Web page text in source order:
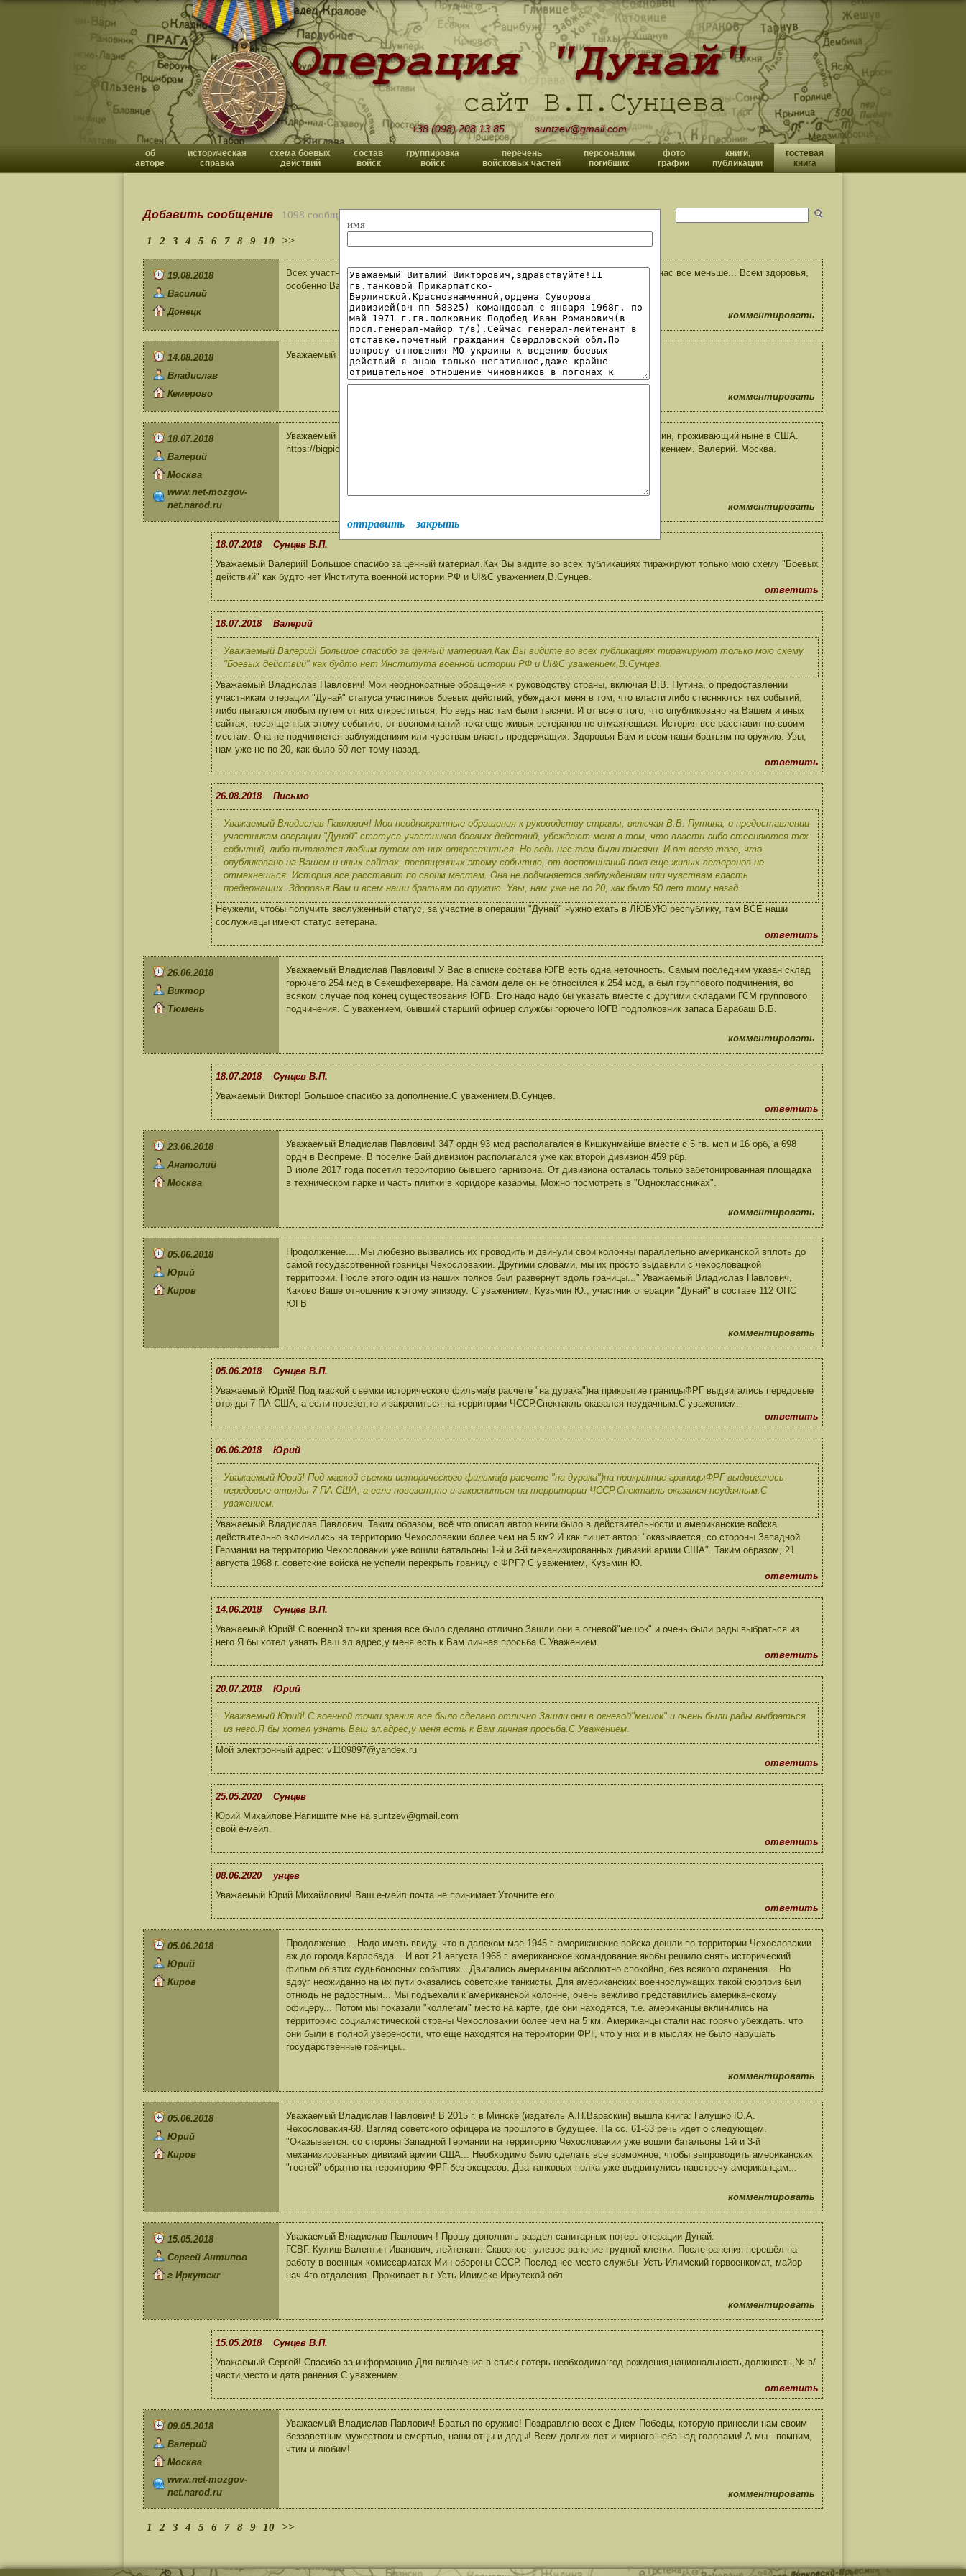
+38 (098) 208 13 85 suntzev@gmail.com
об
авторе
историческая
справка
схема боевых
действий
состав
войск
группировка
войск
перечень
войсковых частей
персоналии
погибших
фото
графии
книги,
публикации
гостевая
книга
имя
отправить закрыть
Добавить сообщение 1098 сообщений
1 2 3 4 5 6 7 8 9 10 >>
19.08.2018
Василий
Донецк
Всех участников операции Дунай с 50 летием тех давних событий! С каждым годом нас все меньше... Всем здоровья,
особенно Вам Владислав Павлович и долгих лет жизни!
комментировать
14.08.2018
Владислав
Кемерово
Уважаемый Владислав Павлович! Спасибо за Ваш труд и Ваш ратный подвиг!
комментировать
18.07.2018
Валерий
Москва
www.net-mozgov-
net.narod.ru
Уважаемый Владислав Павлович! Вот какую ссылку прислал мне друг и однополчанин, проживающий ныне в США.
https://bigpicture.ru/?p=436825. Возможно Вам и гостям сайта будет интересно. С уважением. Валерий. Москва.
комментировать
18.07.2018 Сунцев В.П.
Уважаемый Валерий! Большое спасибо за ценный материал.Как Вы видите во всех публикациях тиражируют только мою схему "Боевых
действий" как будто нет Института военной истории РФ и UI&C уважением,В.Сунцев.
ответить
18.07.2018 Валерий
Уважаемый Валерий! Большое спасибо за ценный материал.Как Вы видите во всех публикациях тиражируют только мою схему
"Боевых действий" как будто нет Института военной истории РФ и UI&C уважением,В.Сунцев.
Уважаемый Владислав Павлович! Мои неоднократные обращения к руководству страны, включая В.В. Путина, о предоставлении
участникам операции "Дунай" статуса участников боевых действий, убеждают меня в том, что власти либо стесняются тех событий,
либо пытаются любым путем от них откреститься. Но ведь нас там были тысячи. И от всего того, что опубликовано на Вашем и иных
сайтах, посвященных этому событию, от воспоминаний пока еще живых ветеранов не отмахнешься. История все расставит по своим
местам. Она не подчиняется заблуждениям или чувствам власть предержащих. Здоровья Вам и всем наши братьям по оружию. Увы,
нам уже не по 20, как было 50 лет тому назад.
ответить
26.08.2018 Письмо
Уважаемый Владислав Павлович! Мои неоднократные обращения к руководству страны, включая В.В. Путина, о предоставлении
участникам операции "Дунай" статуса участников боевых действий, убеждают меня в том, что власти либо стесняются тех
событий, либо пытаются любым путем от них откреститься. Но ведь нас там были тысячи. И от всего того, что
опубликовано на Вашем и иных сайтах, посвященных этому событию, от воспоминаний пока еще живых ветеранов не
отмахнешься. История все расставит по своим местам. Она не подчиняется заблуждениям или чувствам власть
предержащих. Здоровья Вам и всем наши братьям по оружию. Увы, нам уже не по 20, как было 50 лет тому назад.
Неужели, чтобы получить заслуженный статус, за участие в операции "Дунай" нужно ехать в ЛЮБУЮ республику, там ВСЕ наши
сослуживцы имеют статус ветерана.
ответить
26.06.2018
Виктор
Тюмень
Уважаемый Владислав Павлович! У Вас в списке состава ЮГВ есть одна неточность. Самым последним указан склад
горючего 254 мсд в Секешфехерваре. На самом деле он не относился к 254 мсд, а был группового подчинения, во
всяком случае под конец существования ЮГВ. Его надо надо бы указать вместе с другими складами ГСМ группового
подчинения. С уважением, бывший старший офицер службы горючего ЮГВ подполковник запаса Барабаш В.Б.
комментировать
18.07.2018 Сунцев В.П.
Уважаемый Виктор! Большое спасибо за дополнение.С уважением,В.Сунцев.
ответить
23.06.2018
Анатолий
Москва
Уважаемый Владислав Павлович! 347 ордн 93 мсд располагался в Кишкунмайше вместе с 5 гв. мсп и 16 орб, а 698
ордн в Веспреме. В поселке Бай дивизион располагался уже как второй дивизион 459 рбр.
В июле 2017 года посетил территорию бывшего гарнизона. От дивизиона осталась только забетонированная площадка
в техническом парке и часть плитки в коридоре казармы. Можно посмотреть в "Одноклассниках".
комментировать
05.06.2018
Юрий
Киров
Продолжение.....Мы любезно вызвались их проводить и двинули свои колонны параллельно американской вплоть до
самой госудасртвенной границы Чехословакии. Другими словами, мы их просто выдавили с чехословацкой
территории. После этого один из наших полков был развернут вдоль границы..." Уважаемый Владислав Павлович,
Каково Ваше отношение к этому эпизоду. С уважением, Кузьмин Ю., участник операции "Дунай" в составе 112 ОПС
ЮГВ
комментировать
05.06.2018 Сунцев В.П.
Уважаемый Юрий! Под маской съемки исторического фильма(в расчете "на дурака")на прикрытие границыФРГ выдвигались передовые
отряды 7 ПА США, а если повезет,то и закрепиться на территории ЧССР.Спектакль оказался неудачным.С уважением.
ответить
06.06.2018 Юрий
Уважаемый Юрий! Под маской съемки исторического фильма(в расчете "на дурака")на прикрытие границыФРГ выдвигались
передовые отряды 7 ПА США, а если повезет,то и закрепиться на территории ЧССР.Спектакль оказался неудачным.С
уважением.
Уважаемый Владислав Павлович. Таким образом, всё что описал автор книги было в действительности и американские войска
действительно вклинились на территорию Чехословакии более чем на 5 км? И как пишет автор: "оказывается, со стороны Западной
Германии на территорию Чехословакии уже вошли батальоны 1-й и 3-й механизированных дивизий армии США". Таким образом, 21
августа 1968 г. советские войска не успели перекрыть границу с ФРГ? С уважением, Кузьмин Ю.
ответить
14.06.2018 Сунцев В.П.
Уважаемый Юрий! С военной точки зрения все было сделано отлично.Зашли они в огневой"мешок" и очень были рады выбраться из
него.Я бы хотел узнать Ваш эл.адрес,у меня есть к Вам личная просьба.С Уважением.
ответить
20.07.2018 Юрий
Уважаемый Юрий! С военной точки зрения все было сделано отлично.Зашли они в огневой"мешок" и очень были рады выбраться
из него.Я бы хотел узнать Ваш эл.адрес,у меня есть к Вам личная просьба.С Уважением.
Мой электронный адрес: v1109897@yandex.ru
ответить
25.05.2020 Сунцев
Юрий Михайловe.Напишите мне на suntzev@gmail.com
свой е-мейл.
ответить
08.06.2020 унцев
Уважаемый Юрий Михайлович! Ваш е-мейл почта не принимает.Уточните его.
ответить
05.06.2018
Юрий
Киров
Продолжение....Надо иметь ввиду. что в далеком мае 1945 г. американские войска дошли по территории Чехословакии
аж до города Карлсбада... И вот 21 августа 1968 г. американское командование якобы решило снять исторический
фильм об этих судьбоносных событиях...Двигались американцы абсолютно спокойно, без всякого охранения... Но
вдруг неожиданно на их пути оказались советские танкисты. Для американских военнослужащих такой сюрприз был
отнюдь не радостным... Мы подъехали к американской колонне, очень вежливо представились американскому
офицеру... Потом мы показали "коллегам" место на карте, где они находятся, т.е. американцы вклинились на
территорию социалистической страны Чехословакии более чем на 5 км. Американцы стали нас горячо убеждать. что
они были в полной уверености, что еще находятся на территории ФРГ, что у них и в мыслях не было нарушать
государственные границы..
комментировать
05.06.2018
Юрий
Киров
Уважаемый Владислав Павлович! В 2015 г. в Минске (издатель А.Н.Вараскин) вышла книга: Галушко Ю.А.
Чехословакия-68. Взгляд советского офицера из прошлого в будущее. На сс. 61-63 речь идет о следующем.
"Оказывается. со стороны Западной Германии на территорию Чехословакии уже вошли батальоны 1-й и 3-й
механизированных дивизий армии США... Необходимо было сделать все возможное, чтобы выпроводить американских
"гостей" обратно на территорию ФРГ без эксцесов. Два танковых полка уже выдвинулись навстречу американцам...
комментировать
15.05.2018
Сергей Антипов
г Иркутскr
Уважаемый Владислав Павлович ! Прошу дополнить раздел санитарных потерь операции Дунай:
ГСВГ. Кулиш Валентин Иванович, лейтенант. Сквозное пулевое ранение грудной клетки. После ранения перешёл на
работу в военных комиссариатах Мин обороны СССР. Последнее место службы -Усть-Илимский горвоенкомат, майор
нач 4го отдаления. Проживает в г Усть-Илимске Иркутской обл
комментировать
15.05.2018 Сунцев В.П.
Уважаемый Сергей! Спасибо за информацию.Для включения в списк потерь необходимо:год рождения,национальность,должность,№ в/
части,место и дата ранения.С уважением.
ответить
09.05.2018
Валерий
Москва
www.net-mozgov-
net.narod.ru
Уважаемый Владислав Павлович! Братья по оружию! Поздравляю всех с Днем Победы, которую принесли нам своим
беззаветным мужеством и смертью, наши отцы и деды! Всем долгих лет и мирного неба над головами! А мы - помним,
чтим и любим!
комментировать
1 2 3 4 5 6 7 8 9 10 >>